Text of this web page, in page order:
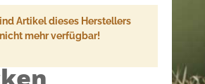
Artikel dieses Herstellers
mehr verfügbar!